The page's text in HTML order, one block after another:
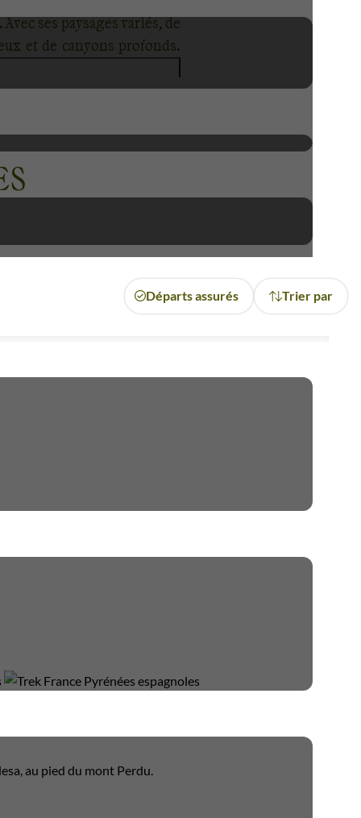
ses paysages variés, de
et de canyons profonds.
emblématiques comme le
des sites d'une beauté
Départs assurés Trier par
au pied du mont Perdu.